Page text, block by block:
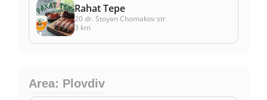
Rahat Tepe
20 dr. Stoyan Chomakov str
3 km
Area: Plovdiv